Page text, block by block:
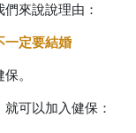
們來說說理由：
一定要結婚
。
可以加入健保：